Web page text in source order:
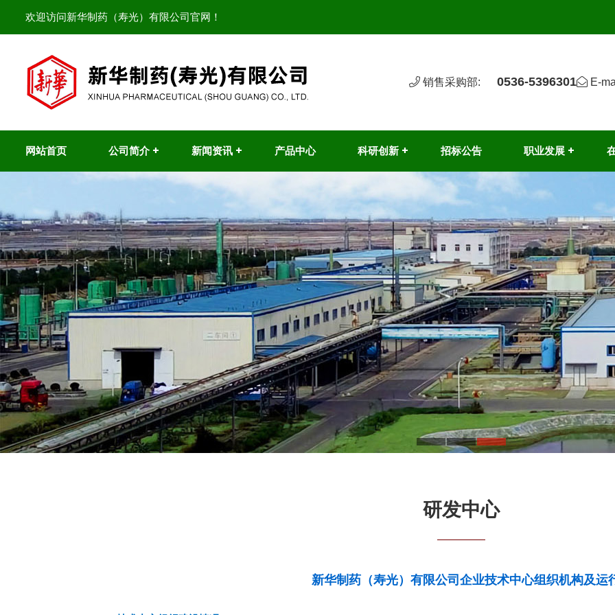
欢迎访问新华制药（寿光）有限公司官网！
销售采购部: 0536-5396301 E-
网站首页 公司简介 + 新闻资讯 + 产品中心 科研创新 + 招标公告 职业发展 +
研发中心
新华制药（寿光）有限公司企业技术中心组织机构及运